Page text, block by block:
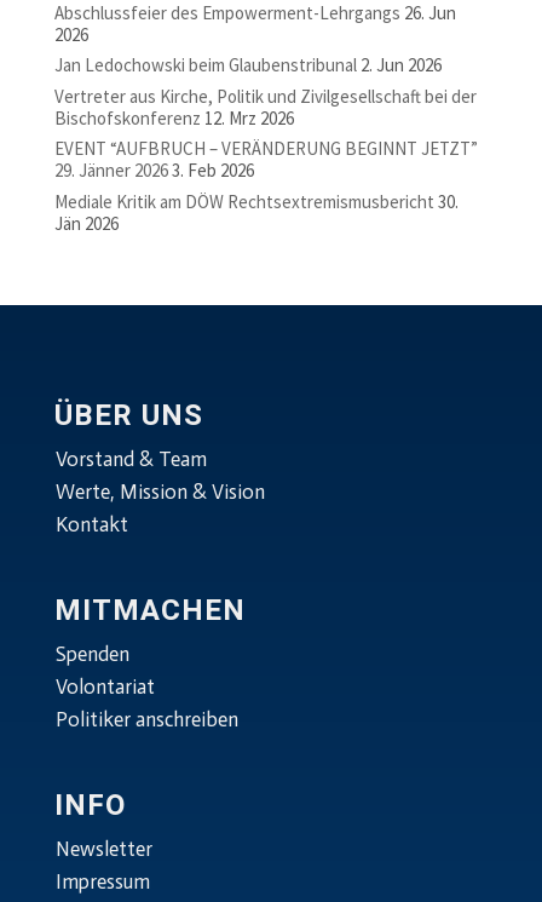
Abschlussfeier des Empowerment-Lehrgangs 26. Jun
2026
Jan Ledochowski beim Glaubenstribunal 2. Jun 2026
Vertreter aus Kirche, Politik und Zivilgesellschaft bei der
Bischofskonferenz 12. Mrz 2026
EVENT “AUFBRUCH – VERÄNDERUNG BEGINNT JETZT”
29. Jänner 20263. Feb 2026
Mediale Kritik am DÖW Rechtsextremismusbericht 30.
Jän 2026
ÜBER UNS
Vorstand & Team
Werte, Mission & Vision
Kontakt
MITMACHEN
Spenden
Volontariat
Politiker anschreiben
INFO
Newsletter
Impressum